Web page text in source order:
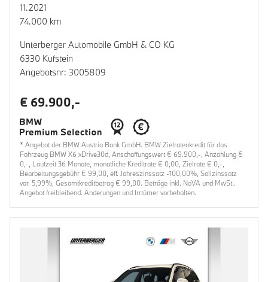
11.2021
74.000 km
Unterberger Automobile GmbH & CO KG
6330 Kufstein
Angebotsnr: 3005809
€ 69.900,-
* Angebot der BMW Austria Bank GmbH. BMW Zielratenkredit für das
Fahrzeug BMW X6 xDrive30d, Anschaffungswert € 69.900,-, Anzahlung €
0,-, Laufzeit 36 Monate, monatliche Kreditrate € 0,00, Zielrate € 0,-,
Bearbeitungsgebühr € 99,00, eff. Jahreszinssatz -100,00%, Sollzinssatz
var. 5,99%, Gesamtkreditbetrag € 99,00. Beträge inkl. NoVA und MwSt..
Angebot freibleibend. Änderungen und Irrtümer vorbehalten.